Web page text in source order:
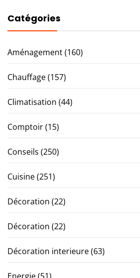
Catégories
Aménagement(160)
Chauffage(157)
Climatisation (44)
Comptoir(15)
Conseils (250)
Cuisine(251)
Décoration (22)
Décoration (22)
Décoration interieure(63)